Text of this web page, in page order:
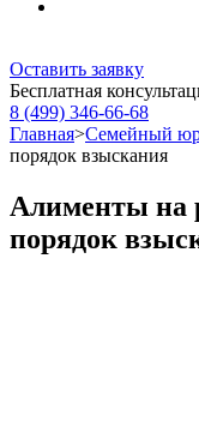
Оставить заявку
Бесплатная
8 (499) 346-66-68
Главная>Семейный
порядок взыскания
Алименты на
порядок